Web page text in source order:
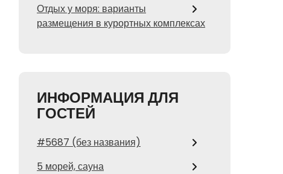
Отдых у моря: варианты
размещения в курортных комплексах
ИНФОРМАЦИЯ ДЛЯ
ГОСТЕЙ
#5687 (без названия)
5 морей, сауна